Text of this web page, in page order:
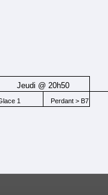
Jeudi @ 20h50
1 Perdant > B7